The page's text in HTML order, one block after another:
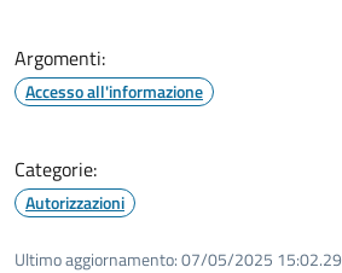
Argomenti:
Accesso all'informazione
Categorie:
Autorizzazioni
Ultimo aggiornamento:07/05/2025 15:02.29